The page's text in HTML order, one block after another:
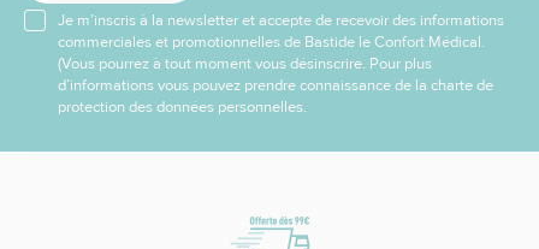
Je m’inscris à la newsletter et accepte de recevoir des informations
commerciales et promotionnelles de Bastide le Confort Médical.
(Vous pourrez à tout moment vous désinscrire. Pour plus
d’informations vous pouvez prendre connaissance de la charte de
protection des données personnelles.